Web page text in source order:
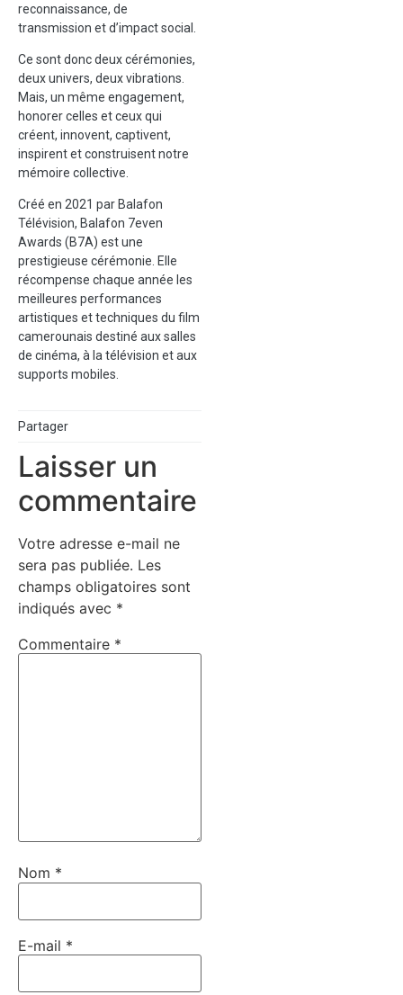
reconnaissance, de
transmission et d’impact social.
Ce sont donc deux cérémonies,
deux univers, deux vibrations.
Mais, un même engagement,
honorer celles et ceux qui
créent, innovent, captivent,
inspirent et construisent notre
mémoire collective.
Créé en 2021 par Balafon
Télévision, Balafon 7even
Awards (B7A) est une
prestigieuse cérémonie. Elle
récompense chaque année les
meilleures performances
artistiques et techniques du film
camerounais destiné aux salles
de cinéma, à la télévision et aux
supports mobiles.
Partager
Laisser un
commentaire
Votre adresse e-mail ne
sera pas publiée. Les
champs obligatoires sont
indiqués avec *
Commentaire *
Nom *
E-mail *